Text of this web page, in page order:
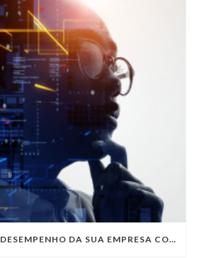
POTENCIALIZE O DESEMPENHO DA SUA EMPRESA COM OS SERVIÇOS DE TI DA VIVO VITA